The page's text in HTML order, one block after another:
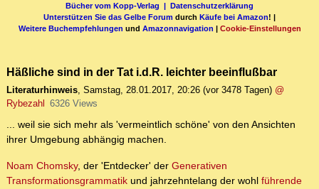
Bücher vom Kopp-Verlag | Datenschutzerklärung
Unterstützen Sie das Gelbe Forum durch Käufe bei Amazon! |
Weitere Buchempfehlungen und Amazonnavigation | Cookie-Einstellungen
Häßliche sind in der Tat i.d.R. leichter beeinflußbar
Literaturhinweis, Samstag, 28.01.2017, 20:26 (vor 3478 Tagen) @
Rybezahl
6326 Views
... weil sie sich mehr als 'vermeintlich schöne' von den Ansichten
ihrer Umgebung abhängig machen.
Noam Chomsky, der 'Entdecker' der Generativen
Transformationsgrammatik und jahrzehntelang der wohl führende